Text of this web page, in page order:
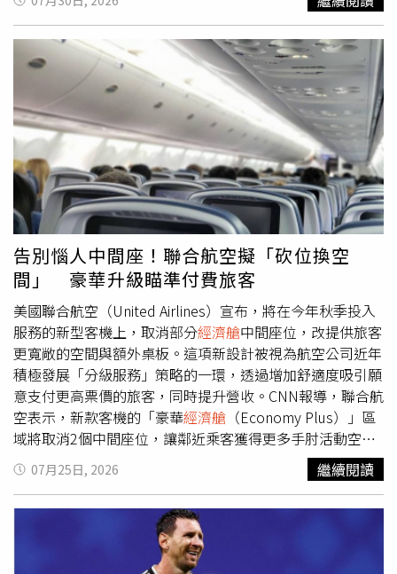
制失調或中暑有關，尚待進一步調查釐清是否與此次災害有
關聯性。木原稔說，地震發生至今已經超過40小時，相關搜
救工作仍在與時間賽跑。另外，熊本縣已開設415處臨時避
難所，目前收容了超過1萬400多人，縣內還有2萬2950戶停
電。
告別惱人中間座！聯合航空擬「砍位換空
間」 豪華升級瞄準付費旅客
美國聯合航空（United Airlines）宣布，將在今年秋季投入
服務的新型客機上，取消部分經濟艙中間座位，改提供旅客
更寬敞的空間與額外桌板。這項新設計被視為航空公司近年
積極發展「分級服務」策略的一環，透過增加舒適度吸引願
意支付更高票價的旅客，同時提升營收。CNN報導，聯合航
空表示，新款客機的「豪華經濟艙 （Economy Plus）」區
域將取消2個中間座位，讓鄰近乘客獲得更多手肘活動空
間，並增加額外置物桌板。不過，這項舒適升級並非免費服
務，旅客仍需支付額外費用才能選購。聯合航空商務長諾塞
拉（Andrew Nocella）表示，公司希望在每個艙等中提供
旅客更多選擇與價值，並相信新的座位安排能受到消費者歡
迎。長期以來，中間座位一直是航空旅客最不願選擇的位置
之一。與航班取消、飛行途中嬰兒哭鬧等情況相比，中間座
07月25日, 2026 繼續閱讀